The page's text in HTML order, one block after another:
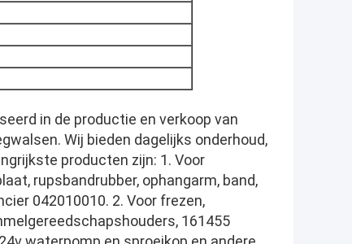
in de productie en verkoop van
Wij bieden dagelijks onderhoud,
producten zijn: 1. Voor
rupsbandrubber, ophangarm, band,
042010010. 2. Voor frezen,
161455